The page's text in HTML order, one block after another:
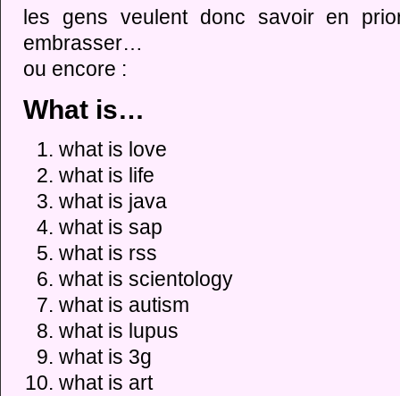
les gens veulent donc savoir en
embrasser…
ou encore :
What is…
what is love
what is life
what is java
what is sap
what is rss
what is scientology
what is autism
what is lupus
what is 3g
what is art